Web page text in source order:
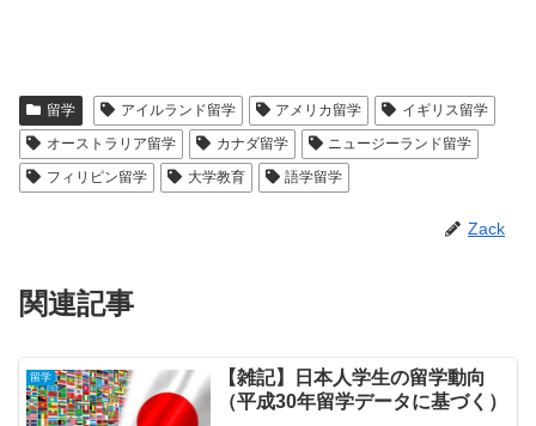
留学 アイルランド留学 アメリカ留学
イギリス留学
オーストラリア留学
カナダ留学
ニュージーランド留学
フィリピン留学
大学教育 語学留学
Zack
関連記事
留学
【雑記】日本人学生の留学動向
（平成30年留学データに基づく）